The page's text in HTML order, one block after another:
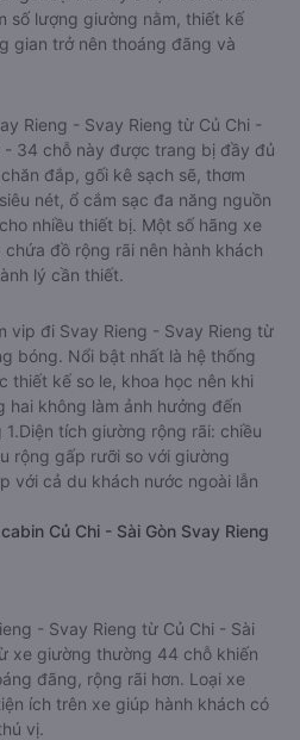
số lượng giường nằm, thiết kế
gian trở nên thoáng đãng và
Rieng - Svay Rieng từ Củ Chi -
- 34 chỗ này được trang bị đầy đủ
đắp, gối kê sạch sẽ, thơm
nét, ổ cắm sạc đa năng nguồn
nhiều thiết bị. Một số hãng xe
đồ rộng rãi nên hành khách
lý cần thiết.
vip đi Svay Rieng - Svay Rieng từ
bóng. Nổi bật nhất là hệ thống
thiết kế so le, khoa học nên khi
hai không làm ảnh hưởng đến
tích giường rộng rãi: chiều
rộng gấp rưỡi so với giường
với cả du khách nước ngoài lẫn
Củ Chi - Sài Gòn Svay Rieng
- Svay Rieng từ Củ Chi - Sài
xe giường thường 44 chỗ khiến
đãng, rộng rãi hơn. Loại xe
ích trên xe giúp hành khách có
vị.